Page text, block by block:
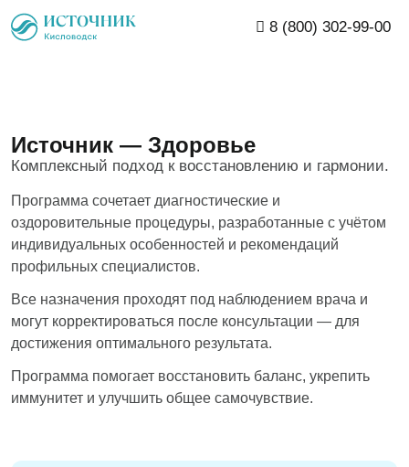
8 (800) 302-99-00
Источник — Здоровье
Комплексный подход к восстановлению и гармонии.
Программа сочетает диагностические и
оздоровительные процедуры, разработанные с учётом
индивидуальных особенностей и рекомендаций
профильных специалистов.
Все назначения проходят под наблюдением врача и
могут корректироваться после консультации — для
достижения оптимального результата.
Программа помогает восстановить баланс, укрепить
иммунитет и улучшить общее самочувствие.
Железноводск
Вернуться к сети
Номера
Лечение
Медицинский центр
Программы лечения
Диагностика
Центр эстетической медицины и
косметологии
Акции
Вся инфраструктура
Центр эстетической медицины и
косметологии
О нас
О санатории
Аэрофлот Бонус
3Д-тур
Для корпоративных партнёров